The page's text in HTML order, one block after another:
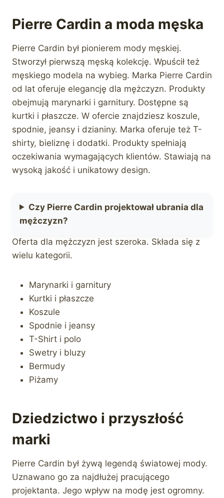
Pierre Cardin a moda męska
Pierre Cardin był pionierem mody męskiej.
Stworzył pierwszą męską kolekcję. Wpuścił też
męskiego modela na wybieg. Marka Pierre Cardin
od lat oferuje elegancję dla mężczyzn. Produkty
obejmują marynarki i garnitury. Dostępne są
kurtki i płaszcze. W ofercie znajdziesz koszule,
spodnie, jeansy i dzianiny. Marka oferuje też T-
shirty, bieliznę i dodatki. Produkty spełniają
oczekiwania wymagających klientów. Stawiają na
wysoką jakość i unikatowy design.
Czy Pierre Cardin projektował ubrania dla
mężczyzn?
Oferta dla mężczyzn jest szeroka. Składa się z
wielu kategorii.
Marynarki i garnitury
Kurtki i płaszcze
Koszule
Spodnie i jeansy
T-Shirt i polo
Swetry i bluzy
Bermudy
Piżamy
Dziedzictwo i przyszłość
marki
Pierre Cardin był żywą legendą światowej mody.
Uznawano go za najdłużej pracującego
projektanta. Jego wpływ na modę jest ogromny.